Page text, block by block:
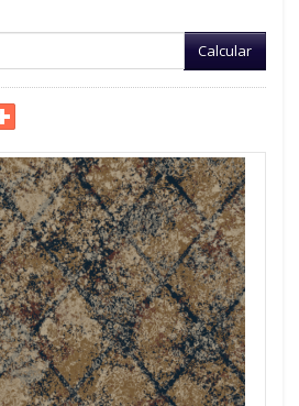
Calcular